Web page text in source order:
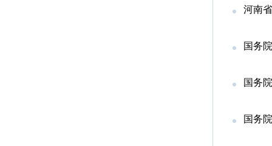
河南
国务
国务院
国务院